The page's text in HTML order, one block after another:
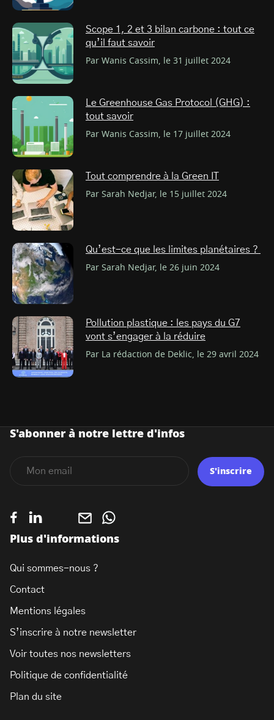
Scope 1, 2 et 3 bilan carbone : tout ce
qu’il faut savoir
Par Wanis Cassim, le 31 juillet 2024
Le Greenhouse Gas Protocol (GHG) :
tout savoir
Par Wanis Cassim, le 17 juillet 2024
Tout comprendre à la Green IT
Par Sarah Nedjar, le 15 juillet 2024
Qu’est-ce que les limites planétaires ?
Par Sarah Nedjar, le 26 juin 2024
Pollution plastique : les pays du G7
vont s’engager à la réduire
Par La rédaction de Deklic, le 29 avril 2024
Plus d'informations
Qui sommes-nous ?
Contact
Mentions légales
S’inscrire à notre newsletter
Voir toutes nos newsletters
Politique de confidentialité
Plan du site
S'abonner à notre lettre d'infos
S'inscrire